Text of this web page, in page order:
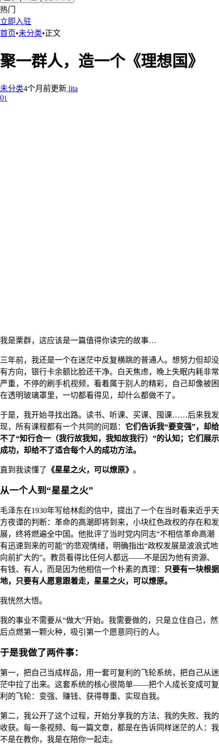
热门
立即入驻
首页•未分类•正文
聚一群人，造一个《理想国》
未分类4个月前更新 lita
01
我是栗群，这应该是一篇值得你读完的故事…
三年前，我还是一个在迷茫中反复横跳的普通人。想努力但却没
有方向，银行卡余额比脸还干净。白天焦虑，晚上失眠内耗非常
严重，不停的刷手机视频，看着属于别人的精彩，自己却像被困
在透明玻璃罩里，一切都看得见，却什么都做不了。
于是，我开始寻找出路。读书、听课、买课、囤课……后来我发
现，所有课程都有一个共同的问题： 它们告诉我“要变强”，却给
不了“知行合一（我行故我知，我知故我行）”的认知；它们展示
成功，却给不了适合每个人的成功方法。
直到我读懂了 《星星之火，可以燎原》 。
从一个人到“星星之火”
毛泽东在1930年写给林彪的信中，提出了一个在当时看来近乎天
方夜谭的判断：革命的高潮即将到来，小块红色政权的存在和发
展，终将燃遍全中国。他批评了当时党内同志“不相信革命高潮
有迅速到来的可能”的悲观情绪，明确指出“政权发展是波浪式地
向前扩大的”。教员看得比任何人都远——不是因为他有资源、
有钱、有人，而是因为他相信一个朴素的真理：
只要有一块根据
地，只要有人愿意跟着走，星星之火，可以燎原。
我恍然大悟。
我的事业不需要从“做大”开始。我需要做的，只是立住自己，然
后点燃第一颗火种，吸引第一个愿意同行的人。
于是我做了两件事：
第一，把自己当成样品，用一套可复利的飞轮系统，把自己从迷
茫中拉了出来。这套系统的核心很简单——把个人成长变成可复
利的飞轮：变强、赚钱、获得尊重、实现自我。
第二，我公开了这个过程，开始分享我的方法、我的失败、我的
收获。每一条视频、每一篇文章，都是在告诉同样迷茫的人：我
不是在教你，我是在陪你一起走。